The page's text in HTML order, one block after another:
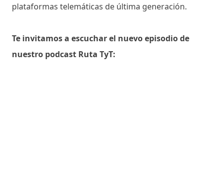
plataformas telemáticas de última generación.
Te invitamos a escuchar el nuevo episodio de
nuestro podcast Ruta TyT: